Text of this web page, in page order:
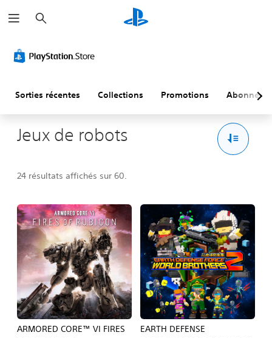
e
c
r
c
r
Sorties récentes Collections Promotions
Jeux de robots
24 résultats affichés sur 60.
ARMORED CORE™ VI FIRES
EARTH DEFENSE